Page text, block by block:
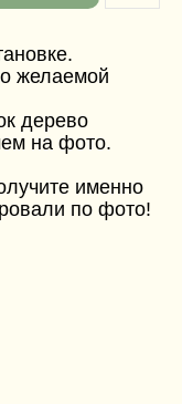
желаемой
дерево
на фото.
именно
по фото!